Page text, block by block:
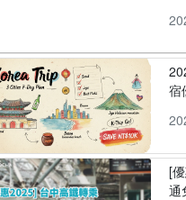
宿
[
通